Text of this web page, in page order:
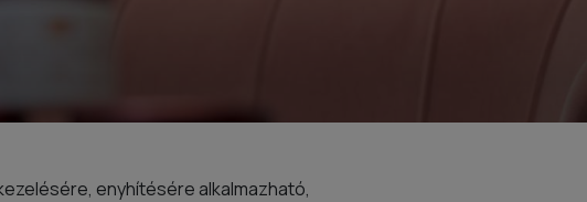
enyhítésére alkalmazható,